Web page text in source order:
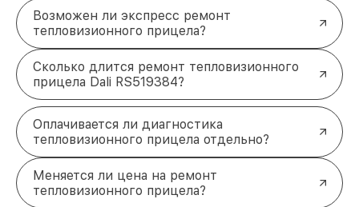
Возможен ли экспресс ремонт
тепловизионного прицела?
Сколько длится ремонт тепловизионного
прицела Dali RS519384?
Оплачивается ли диагностика
тепловизионного прицела отдельно?
Меняется ли цена на ремонт
тепловизионного прицела?